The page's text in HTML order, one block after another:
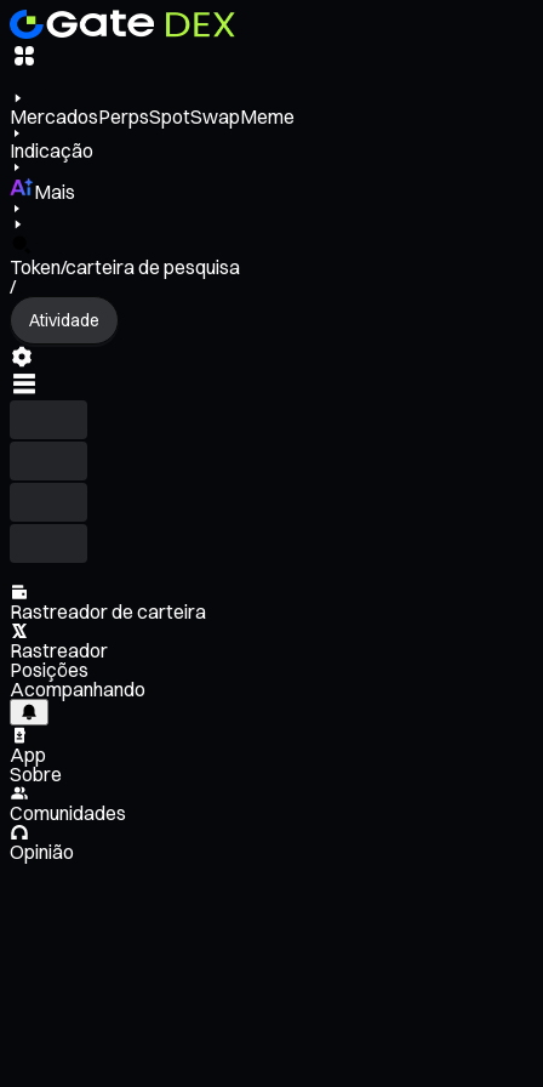
MercadosPerpsSpotSwapMeme
Indicação
Mais
Token/carteira de pesquisa
/
Atividade
Rastreador de carteira
Rastreador
Posições
Acompanhando
App
Sobre
Comunidades
Opinião